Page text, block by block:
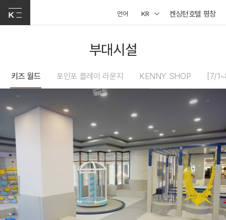
언어 KR 켄싱턴호텔 평창
부대시설
키즈 월드 포인포 플레이 라운지 KENNY SHOP [7/